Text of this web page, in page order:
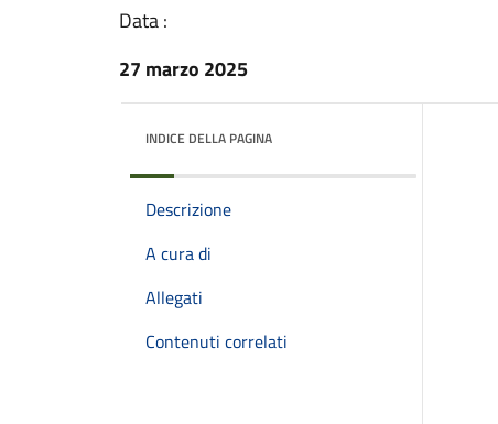
Data :
27 marzo 2025
INDICE DELLA PAGINA
Descrizione
A cura di
Allegati
Contenuti correlati